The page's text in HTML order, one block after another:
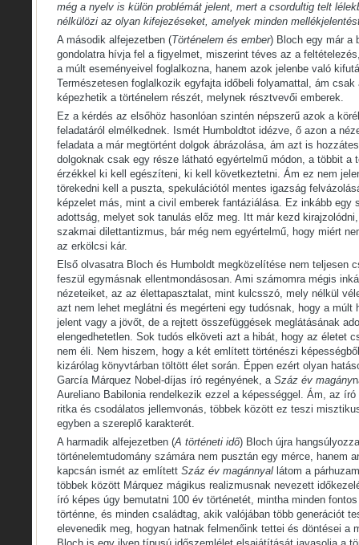
még a nyelv is külön prob­lémát jelent, mert a csordultig telt
nélkülözi az olyan ki­fejezéseket, amelyek minden
A második alfejezetben (Történelem és ember) Bloch egy már a
gondolatra hívja fel a figyelmet, miszerint téves az a
a múlt eseményeivel foglalkozna, hanem azok jelenbe való
Természetesen foglalkozik egyfajta időbeli folyamattal, ám
képezhetik a történelem részét, melynek résztvevői emberek.
Ez a kérdés az elsőhöz hasonlóan szintén népszerű azok a
feladatáról elmélkednek. Ismét Humboldtot idézve, ő azon a
feladata a már megtörtént dolgok ábrázolása, ám azt is
dolgoknak csak egy része látható egyértelmű módon, a többit a
érzékkel ki kell egészíteni, ki kell következtetni. Ám ez nem
törekedni kell a puszta, spekulációtól mentes igazság
képzelet más, mint a civil emberek fantáziálása. Ez inkább egy
adottság, melyet sok tanulás előz meg. Itt már kezd
szakmai dilettantizmus, bár még nem egyértelmű, hogy miért
az erkölcsi kár.
Első olvasatra Bloch és Humboldt megközelítése nem teljesen
feszül egymásnak ellentmondásosan. Ami számomra mégis
nézeteiket, az az élettapasztalat, mint kulcsszó, mely nélkül
azt nem lehet meglátni és megérteni egy tudósnak, hogy a múlt
jelent vagy a jövőt, de a rejtett összefüggések meglátásának
elengedhetetlen. Sok tudós elköveti azt a hibát, hogy az életet
nem éli. Nem hiszem, hogy a két említett történészi
kizárólag könyvtárban töltött élet során. Éppen ezért olyan
García Márquez Nobel-díjas író regényének, a Száz év magány
Aureliano Babilonia rendelkezik ezzel a képességgel. Ám, az
ritka és csodálatos jellemvonás, többek között ez teszi
egyben a szereplő karakterét.
A harmadik alfejezetben (A történeti idő) Bloch újra
történelemtudomány számára nem pusztán egy mérce, hanem
kapcsán ismét az említett Száz év magánnyal látom a
többek között Márquez mágikus realizmusnak nevezett
író képes úgy bemutatni 100 év történetét, mintha minden
történne, és minden családtag, akik valójában több generációt
elevenedik meg, hogyan hatnak felmenőink tettei és döntései a